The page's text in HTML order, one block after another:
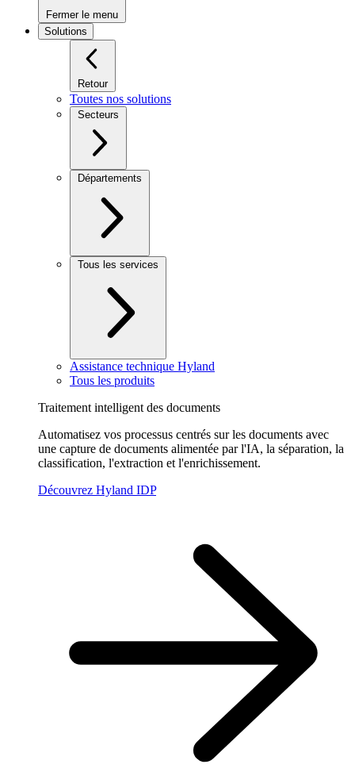
Fermer le menu
Solutions
Retour
Toutes nos solutions
Secteurs
Départements
Tous les services
Assistance technique Hyland
Tous les produits
Traitement intelligent des documents
Automatisez vos processus centrés sur les documents avec
une capture de documents alimentée par l'IA, la séparation, la
classification, l'extraction et l'enrichissement.
Découvrez Hyland IDP